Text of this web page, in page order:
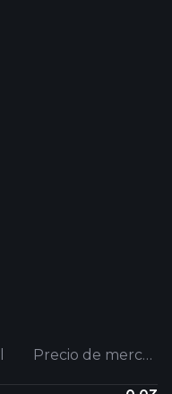
Precio de mercado